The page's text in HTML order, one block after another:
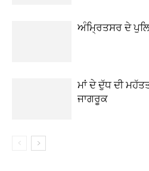
ਅੰਮ੍ਰਿਤਸਰ ਦੇ
ਮਾਂ ਦੇ ਦੁੱਧ ਦੀ
ਜਾਗਰੂਕ